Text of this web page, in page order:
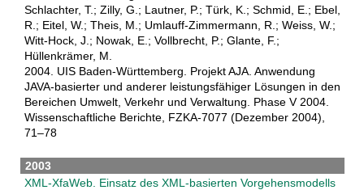
Schlachter, T.; Zilly, G.; Lautner, P.; Türk, K.; Schmid, E.; Ebel,
R.; Eitel, W.; Theis, M.; Umlauff-Zimmermann, R.; Weiss, W.;
Witt-Hock, J.; Nowak, E.; Vollbrecht, P.; Glante, F.;
Hüllenkrämer, M.
2004. UIS Baden-Württemberg. Projekt AJA. Anwendung
JAVA-basierter und anderer leistungsfähiger Lösungen in den
Bereichen Umwelt, Verkehr und Verwaltung. Phase V 2004.
Wissenschaftliche Berichte, FZKA-7077 (Dezember 2004),
71–78
2003
XML-XfaWeb. Einsatz des XML-basierten Vorgehensmodells